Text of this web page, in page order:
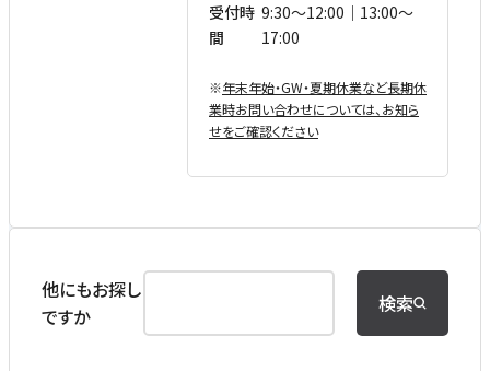
受付時
間
9:30〜12:00｜13:00〜
17:00
※年末年始・GW・夏期休業など⻑期休
業時お問い合わせについては、お知ら
せをご確認ください
他にもお探し
ですか
検索